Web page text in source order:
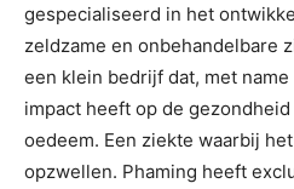
gespecialiseerd in het
zeldzame en onbehandelbare
een klein bedrijf dat, met
impact heeft op de
oedeem. Een ziekte waarbij
opzwellen. Phaming heeft